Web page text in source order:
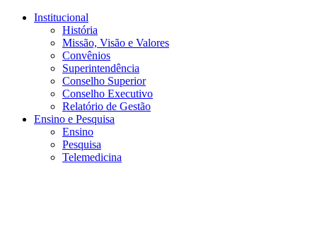
Conteúdo principal
Institucional
História
Missão, Visão e Valores
Convênios
Superintendência
Conselho Superior
Conselho Executivo
Relatório de Gestão
Ensino e Pesquisa
Ensino
Pesquisa
Telemedicina